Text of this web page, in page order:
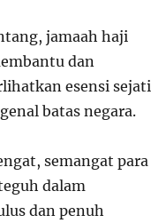
jamaah haji
dan
esensi sejati
batas negara.
semangat para
dalam
dan penuh